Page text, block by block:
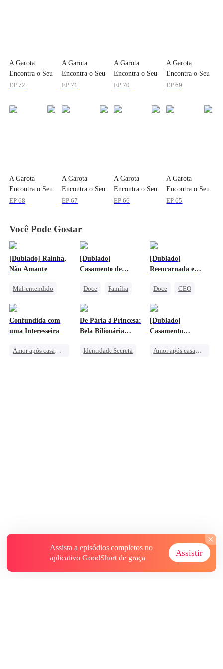
A Garota
Encontra o Seu
Amor
EP 72
A Garota
Encontra o Seu
Amor
EP 71
A Garota
Encontra o Seu
Amor
EP 70
A Garota
Encontra o Seu
Amor
EP69
A Garota
Encontra o Seu
Amor
EP68
A Garota
Encontra o Seu
Amor
EP67
A Garota
Encontra o Seu
Amor
EP66
A Garota
Encontra o Seu
Amor
EP65
Você Pode Gostar
[Dublado] Rainha,
Não Amante
Mal-entendido
Infidelidade
[Dublado]
Casamento de
Segredo
Doce
Família
Bebê Facilitador
[Dublado]
Reencarnada e
Meu Ex
Doce
CEO
Confundida com
uma Interesseira
Amor após casamento
De Pária à Princesa:
Bela Bilionária
Identidade Secreta
[Dublado]
Casamento
CEO Pobre
Amor após casamento
Assista a episódios completos no
aplicativo GoodShort de graça
Assistir